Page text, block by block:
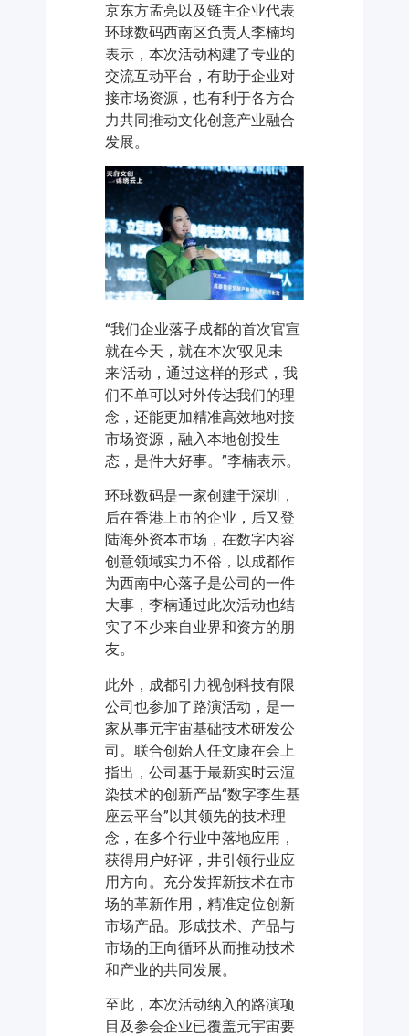
京东方孟亮以及链主企业代表
环球数码西南区负责人李楠均
表示，本次活动构建了专业的
交流互动平台，有助于企业对
接市场资源，也有利于各方合
力共同推动文化创意产业融合
发展。
“我们企业落子成都的首次官宣
就在今天，就在本次‘驭见未
来’活动，通过这样的形式，我
们不单可以对外传达我们的理
念，还能更加精准高效地对接
市场资源，融入本地创投生
态，是件大好事。”李楠表示。
环球数码是一家创建于深圳，
后在香港上市的企业，后又登
陆海外资本市场，在数字内容
创意领域实力不俗，以成都作
为西南中心落子是公司的一件
大事，李楠通过此次活动也结
实了不少来自业界和资方的朋
友。
此外，成都引力视创科技有限
公司也参加了路演活动，是一
家从事元宇宙基础技术研发公
司。联合创始人任文康在会上
指出，公司基于最新实时云渲
染技术的创新产品“数字李生基
座云平台”以其领先的技术理
念，在多个行业中落地应用，
获得用户好评，井引领行业应
用方向。充分发挥新技术在市
场的革新作用，精准定位创新
市场产品。形成技术、产品与
市场的正向循环从而推动技术
和产业的共同发展。
至此，本次活动纳入的路演项
目及参会企业已覆盖元宇宙要